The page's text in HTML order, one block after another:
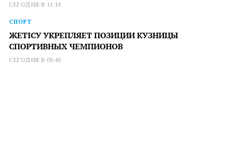
СЕГОДНЯ В 11:16
СПОРТ
ЖЕТІСУ УКРЕПЛЯЕТ ПОЗИЦИИ КУЗНИЦЫ
СПОРТИВНЫХ ЧЕМПИОНОВ
СЕГОДНЯ В 09:46